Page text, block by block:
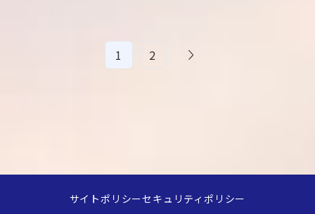
1 2
サイトポリシーセキュリティポリシー